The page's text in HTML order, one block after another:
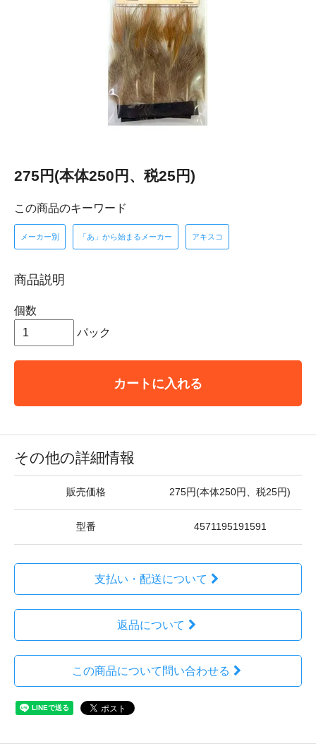
275円(本体250円、税25円)
この商品のキーワード
メーカー別 「あ」から始まるメーカー アキスコ
商品説明
個数
パック
カートに入れる
その他の詳細情報
販売価格 275円(本体250円、税25円)
型番 4571195191591
支払い・配送について
返品について
この商品について問い合わせる